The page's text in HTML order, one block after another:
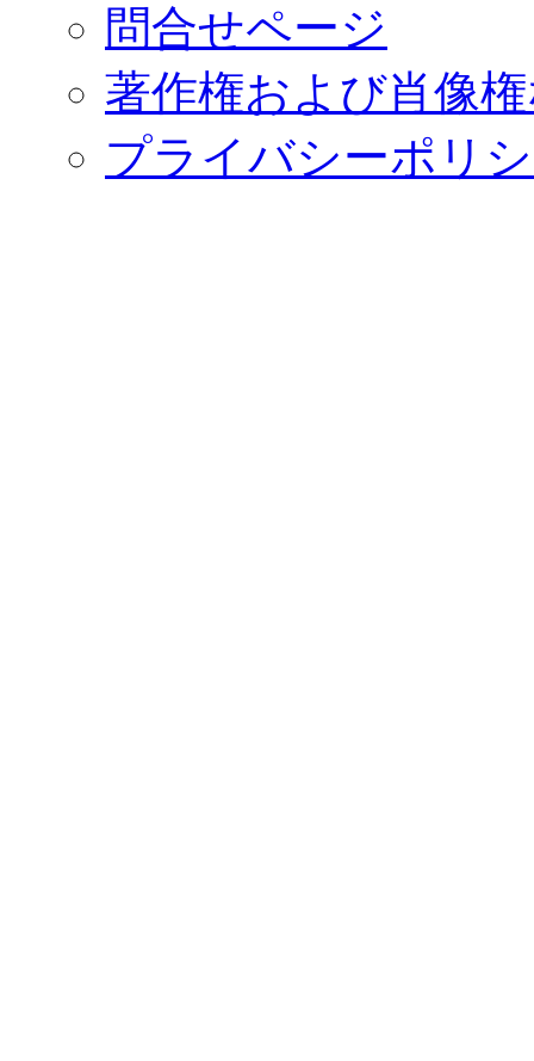
問合せページ
著作権および肖像
プライバシーポリ